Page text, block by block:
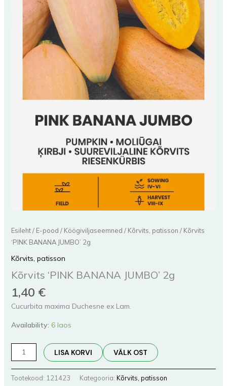
Esileht/ E-pood / Köögiviljaseemned / Kõrvits, patisson / Kõrvits
‘PINK BANANA JUMBO’ 2g
Kõrvits, patisson
Kõrvits ‘PINK BANANA JUMBO’ 2g
1,40 €
Cucurbita maxima Duchesne ex Lam.
Availability: 6 laos
LISA KORVI VÄLK OST
Tootekood: 121423 Kategooria: Kõrvits, patisson